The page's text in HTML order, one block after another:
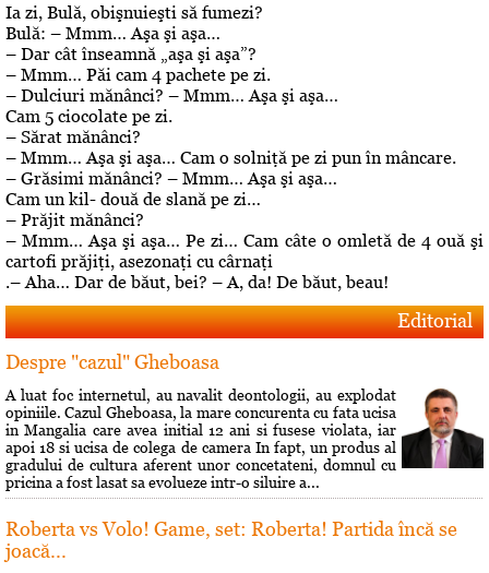
Ia zi, Bulă, obişnuieşti să fumezi?
Bulă: – Mmm… Aşa şi aşa…
– Dar cât înseamnă „aşa şi aşa”?
– Mmm… Păi cam 4 pachete pe zi.
– Dulciuri mănânci? – Mmm… Aşa şi aşa…
Cam 5 ciocolate pe zi.
– Sărat mănânci?
– Mmm… Aşa şi aşa… Cam o solniţă pe zi pun în mâncare.
– Grăsimi mănânci? – Mmm… Aşa şi aşa…
Cam un kil- două de slană pe zi…
– Prăjit mănânci?
– Mmm… Aşa şi aşa… Pe zi… Cam câte o omletă de 4 ouă şi
cartofi prăjiţi, asezonaţi cu cârnaţi
.– Aha… Dar de băut, bei? – A, da! De băut, beau!
Editorial
Despre "cazul" Gheboasa
A luat foc internetul, au navalit deontologii, au explodat
opiniile. Cazul Gheboasa, la mare concurenta cu fata ucisa
in Mangalia care avea initial 12 ani si fusese violata, iar
apoi 18 si ucisa de colega de camera In fapt, un produs al
gradului de cultura aferent unor concetateni, domnul cu
pricina a fost lasat sa evolueze intr-o siluire a...
Roberta vs Volo! Game, set: Roberta! Partida încă se
joacă...